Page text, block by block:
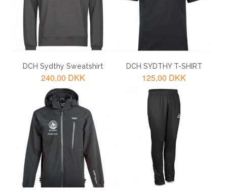
DCH Sydthy Sweatshirt
240,00 DKK
LÆG I KURV
DCH SYDTHY T-SHIRT
125,00 DKK
LÆG I KURV